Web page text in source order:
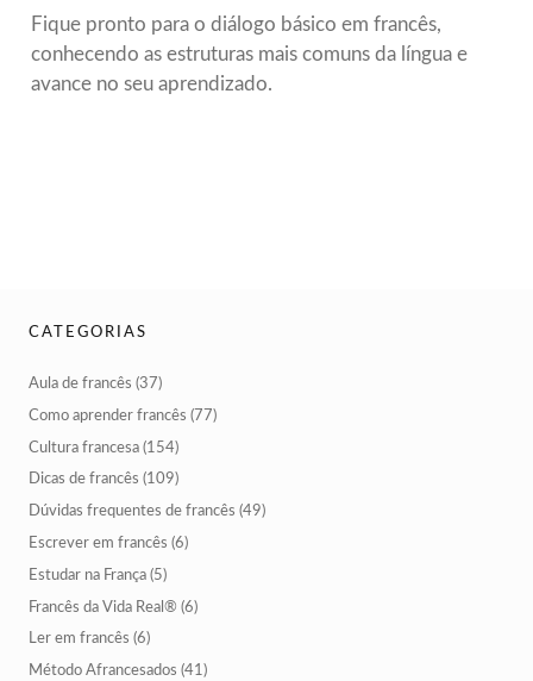
Fique pronto para o diálogo básico em francês,
conhecendo as estruturas mais comuns da língua e
avance no seu aprendizado.
CATEGORIAS
Aula de francês (37)
Como aprender francês (77)
Cultura francesa (154)
Dicas de francês (109)
Dúvidas frequentes de francês (49)
Escrever em francês (6)
Estudar na França (5)
Francês da Vida Real® (6)
Ler em francês (6)
Método Afrancesados (41)